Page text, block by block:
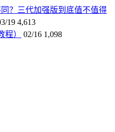
？三代加强版到底值不值得
19 4,613
）
02/16 1,098